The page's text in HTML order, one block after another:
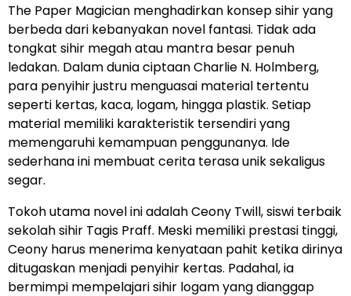
The Paper Magician menghadirkan konsep sihir yang
berbeda dari kebanyakan novel fantasi. Tidak ada
tongkat sihir megah atau mantra besar penuh
ledakan. Dalam dunia ciptaan Charlie N. Holmberg,
para penyihir justru menguasai material tertentu
seperti kertas, kaca, logam, hingga plastik. Setiap
material memiliki karakteristik tersendiri yang
memengaruhi kemampuan penggunanya. Ide
sederhana ini membuat cerita terasa unik sekaligus
segar.
Tokoh utama novel ini adalah Ceony Twill, siswi terbaik
sekolah sihir Tagis Praff. Meski memiliki prestasi tinggi,
Ceony harus menerima kenyataan pahit ketika dirinya
ditugaskan menjadi penyihir kertas. Padahal, ia
bermimpi mempelajari sihir logam yang dianggap